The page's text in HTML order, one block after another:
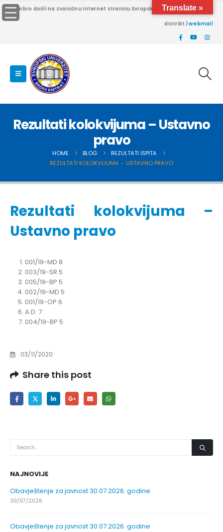
Dobro došli na zvaničnu internet stranicu Evropskog univerziteta Brčko
distrikt |webmail
Rezultati kolokvijuma – Ustavno
pravo
HOME BLOG
REZULTATI ISPITA
REZULTATI KOLOKVIJUMA – USTAVNO PRAVO
Rezultati kolokvijuma –
Ustavno pravo
001/19-MD 8
003/19-SR 5
005/19-BP 5
002/19-MD 5
001/19-OP 6
A.D. 7
004/19-BP 5
03/11/2020
Share this post
NAJNOVIJE
Obavještenje za javnost 30.07.2026. godine
30/07/2026
Obavještenje za javnost 30.07.2026. godine
Translate »